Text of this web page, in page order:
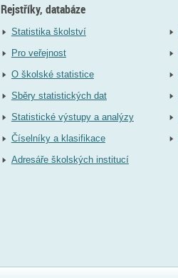
Rejstříky, databáze
Statistika školství
Pro veřejnost
O školské statistice
Sběry statistických dat
Statistické výstupy a analýzy
Číselníky a klasifikace
Adresáře školských institucí